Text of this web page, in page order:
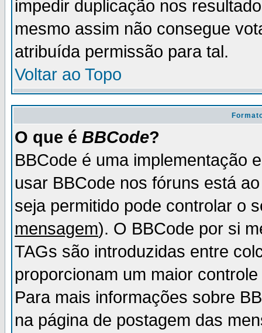
impedir duplicação nos
mesmo assim não consegue
atribuída permissão para tal.
Voltar ao Topo
O que é BBCode?
BBCode é uma implementação
usar BBCode nos fóruns está
seja permitido pode controlar o
mensagem). O BBCode por si
TAGs são introduzidas entre
proporcionam um maior
Para mais informações sobre
na página de postagem das